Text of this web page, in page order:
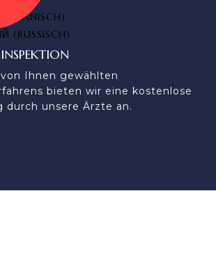
SPANISCH)
(RUSSISCH)
Ihnen gewählten
bieten wir eine kostenlose
durch unsere Ärzte an.